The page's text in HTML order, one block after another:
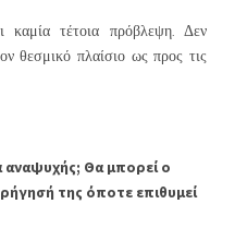
καμία τέτοια πρόβλεψη. Δεν
θεσμικό πλαίσιο ως προς τις
αναψυχής; Θα μπορεί ο
της όποτε επιθυμεί